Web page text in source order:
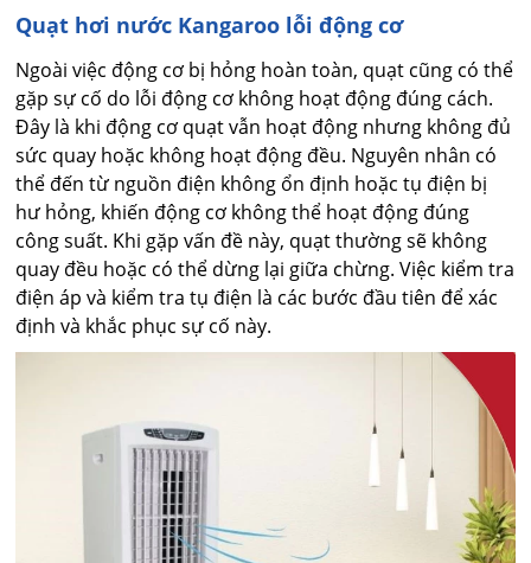
Quạt hơi nước Kangaroo lỗi động cơ
Ngoài việc động cơ bị hỏng hoàn toàn, quạt cũng có thể
gặp sự cố do lỗi động cơ không hoạt động đúng cách.
Đây là khi động cơ quạt vẫn hoạt động nhưng không đủ
sức quay hoặc không hoạt động đều. Nguyên nhân có
thể đến từ nguồn điện không ổn định hoặc tụ điện bị
hư hỏng, khiến động cơ không thể hoạt động đúng
công suất. Khi gặp vấn đề này, quạt thường sẽ không
quay đều hoặc có thể dừng lại giữa chừng. Việc kiểm tra
điện áp và kiểm tra tụ điện là các bước đầu tiên để xác
định và khắc phục sự cố này.